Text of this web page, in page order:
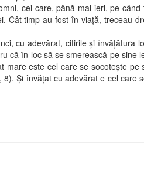
cei care, până mai ieri, pe
Cât timp au fost în viaţă, treceau
cu adevărat, citirile şi învăţătura
că în loc să se smerească pe sine
este cel care se socoteşte pe
8). Şi învăţat cu adevărat e cel care